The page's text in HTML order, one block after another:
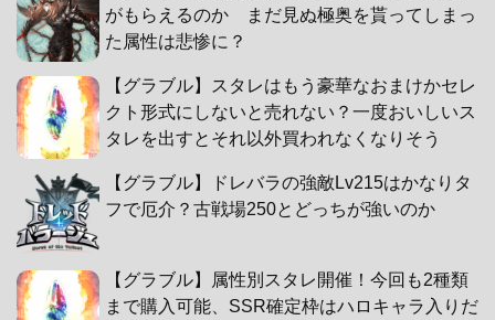
がもらえるのか まだ見ぬ極奥を貰ってしまっ
た属性は悲惨に？
【グラブル】スタレはもう豪華なおまけかセレ
クト形式にしないと売れない？一度おいしいス
タレを出すとそれ以外買われなくなりそう
【グラブル】ドレバラの強敵Lv215はかなりタ
フで厄介？古戦場250とどっちが強いのか
【グラブル】属性別スタレ開催！今回も2種類
まで購入可能、SSR確定枠はハロキャラ入りだ